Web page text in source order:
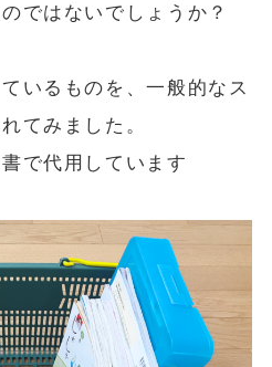
ではないでしょうか？
いるものを、一般的なス
てみました。
で代用しています